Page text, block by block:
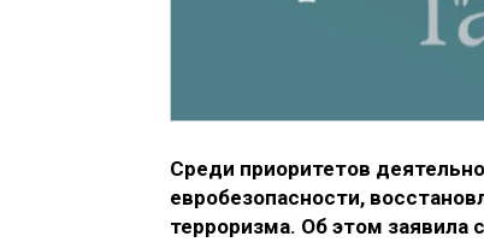
Среди приоритетов
евробезопасности,
терроризма. Об этом заявила